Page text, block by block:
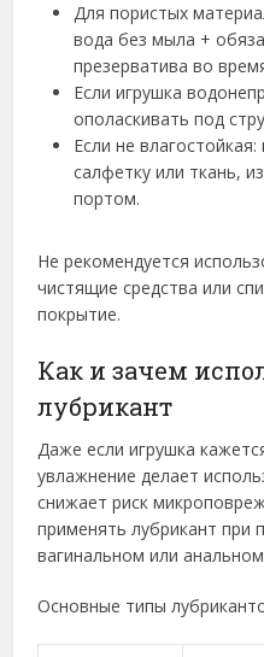
Для пористых
вода без мыла +
презерватива во
Если игрушка
ополаскивать под
Если не
салфетку или ткань,
портом.
Не рекомендуется
чистящие средства или
покрытие.
Как и зачем
лубрикант
Даже если игрушка
увлажнение делает
снижает риск
применять лубрикант при
вагинальном или
Основные типы